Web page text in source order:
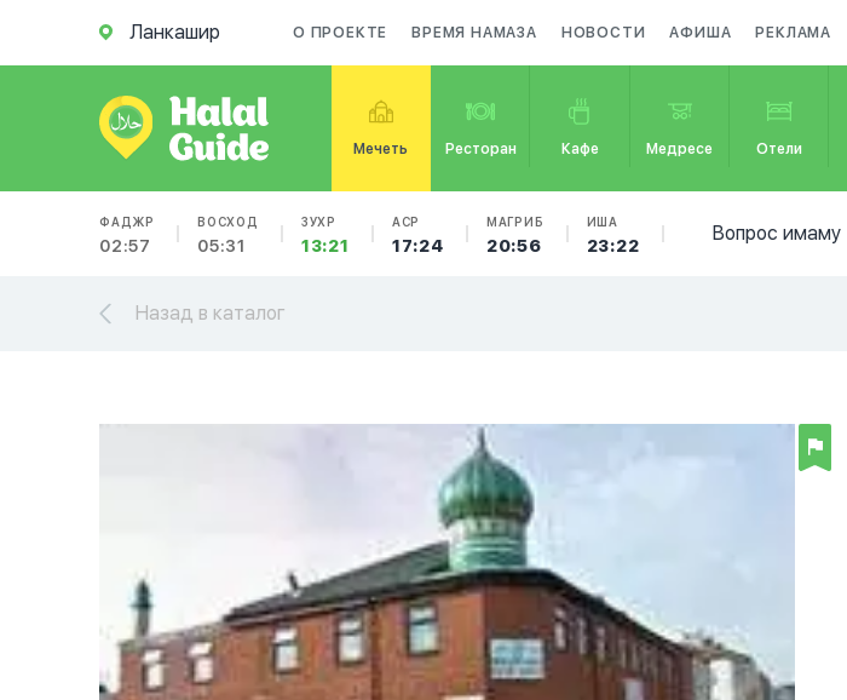
Ланкашир О ПРОЕКТЕ ВРЕМЯ НАМАЗА НОВОСТИ АФИША РЕКЛАМА
Мечеть Ресторан Кафе Медресе Отели
ФАДЖР
02:57
ВОСХОД
05:31
ЗУХР
13:21
АСР
17:24
МАГРИБ
20:56
ИША
23:22
Вопрос имаму
Назад в каталог